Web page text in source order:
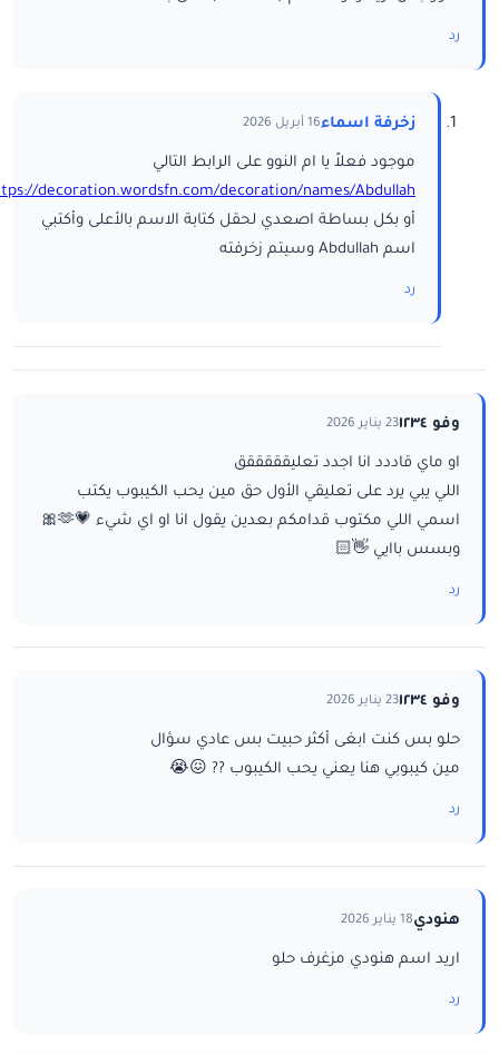
رد
زخرفة اسماء16 أبريل 2026
موجود فعلاً يا ام النوو على الرابط التالي
decoration.wordsfn.com/decoration/names/Abdullah/
أو بكل بساطة اصعدي لحقل كتابة الاسم بالأعلى وأكتبي
اسم Abdullah وسيتم زخرفته
رد
وفو ١٢٣٤ 23 يناير 2026
او ماي قاددد انا اجدد تعليقققققق
اللي يبي يرد على تعليقي الأول حق مين يحب الكيبوب يكتب
اسمي اللي مكتوب قدامكم بعدين يقول انا او اي شيء 💗🫶🎀
وبسس باايي 👋🏻
رد
وفو ١٢٣٤ 23 يناير 2026
حلو بس كنت ابغى أكثر حبيت بس عادي سؤال
مين كيبوبي هنا يعني يحب الكيبوب ?? 😖😭
رد
هنودي18 يناير 2026
اريد اسم هنودي مزغرف حلو
رد